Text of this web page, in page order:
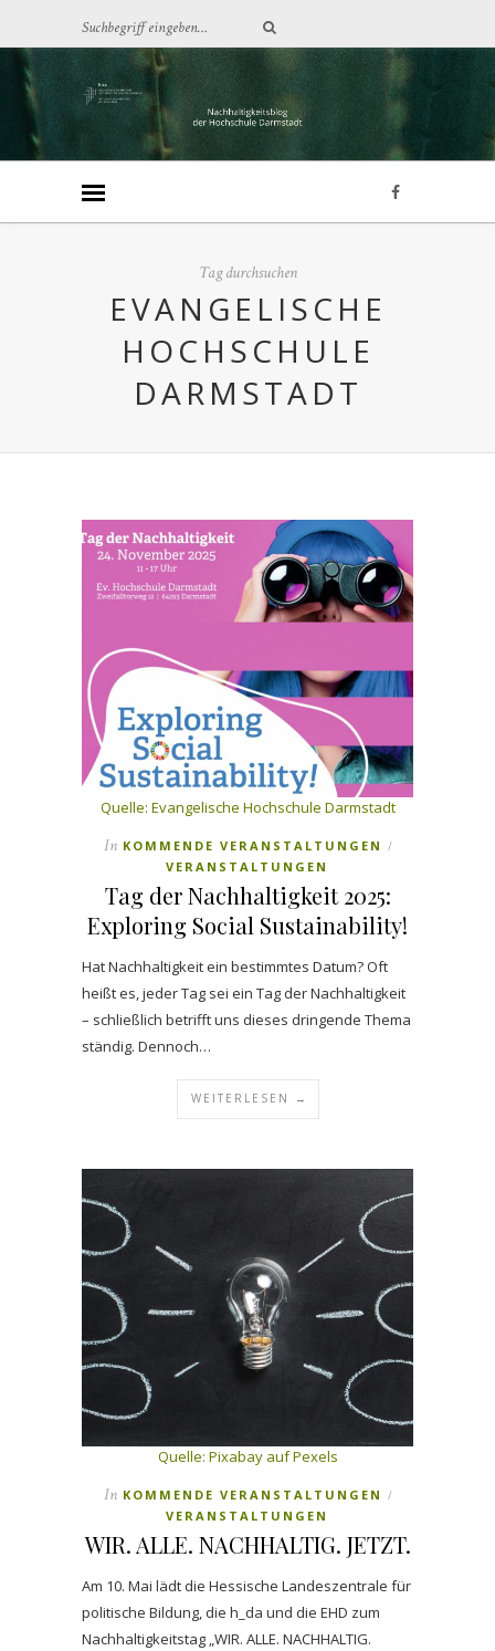
Tag durchsuchen
EVANGELISCHE
HOCHSCHULE
DARMSTADT
Quelle: Evangelische Hochschule Darmstadt
In KOMMENDE VERANSTALTUNGEN /
VERANSTALTUNGEN
Tag der Nachhaltigkeit 2025:
Exploring Social Sustainability!
Hat Nachhaltigkeit ein bestimmtes Datum? Oft
heißt es, jeder Tag sei ein Tag der Nachhaltigkeit
– schließlich betrifft uns dieses dringende Thema
ständig. Dennoch…
WEITERLESEN →
Quelle: Pixabay auf Pexels
In KOMMENDE VERANSTALTUNGEN /
VERANSTALTUNGEN
WIR. ALLE. NACHHALTIG. JETZT.
Am 10. Mai lädt die Hessische Landeszentrale für
politische Bildung, die h_da und die EHD zum
Nachhaltigkeitstag „WIR. ALLE. NACHHALTIG.